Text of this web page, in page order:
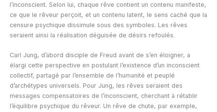
l’inconscient. Selon lui, chaque rêve contient un contenu manifeste,
ce que le rêveur perçoit, et un contenu latent, le sens caché que la
censure psychique dissimule sous des symboles. Les rêves
seraient ainsi la réalisation déguisée de désirs refoulés.
Carl Jung, d’abord disciple de Freud avant de s’en éloigner, a
élargi cette perspective en postulant l’existence d’un inconscient
collectif, partagé par l’ensemble de l’humanité et peuplé
d’archétypes universels. Pour Jung, les rêves seraient des
messages compensatoires de l’inconscient, cherchant à rétablir
l’équilibre psychique du rêveur. Un rêve de chute, par exemple,